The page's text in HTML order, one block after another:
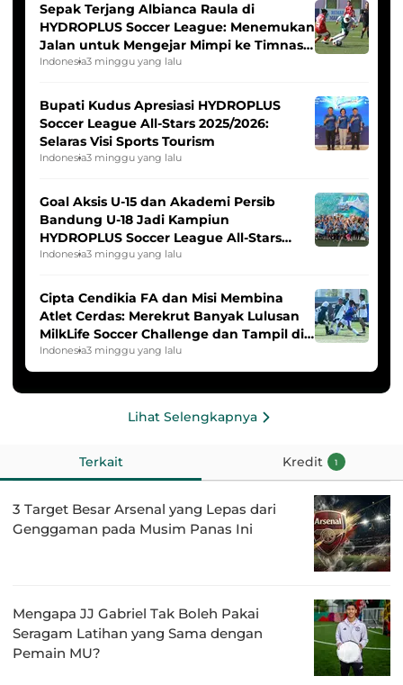
Sepak Terjang Albianca Raula di
HYDROPLUS Soccer League: Menemukan
Jalan untuk Mengejar Mimpi ke Timnas
Indonesia Putri
Indonesia3 minggu yang lalu
Bupati Kudus Apresiasi HYDROPLUS
Soccer League All-Stars 2025/2026:
Selaras Visi Sports Tourism
Indonesia3 minggu yang lalu
Goal Aksis U-15 dan Akademi Persib
Bandung U-18 Jadi Kampiun
HYDROPLUS Soccer League All-Stars
2025/2026
Indonesia3 minggu yang lalu
Cipta Cendikia FA dan Misi Membina
Atlet Cerdas: Merekrut Banyak Lulusan
MilkLife Soccer Challenge dan Tampil di
HYDROPLUS Soccer League
Indonesia3 minggu yang lalu
Lihat Selengkapnya
Terkait Kredit 1
3 Target Besar Arsenal yang Lepas dari
Genggaman pada Musim Panas Ini
Mengapa JJ Gabriel Tak Boleh Pakai
Seragam Latihan yang Sama dengan
Pemain MU?